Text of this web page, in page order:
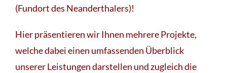
(Fundort des Neanderthalers)!
Hier präsentieren wir Ihnen mehrere Projekte,
welche dabei einen umfassenden Überblick
unserer Leistungen darstellen und zugleich die